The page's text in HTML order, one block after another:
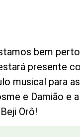
bem
presente
musical para
e Damião e
Orô!